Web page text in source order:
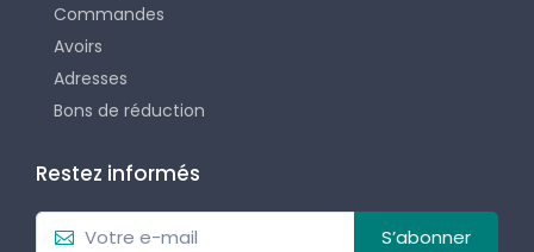
Commandes
Avoirs
Adresses
Bons de réduction
Restez informés
S’abonner